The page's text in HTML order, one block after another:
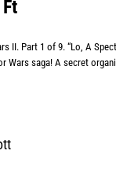
Ft
II. Part 1 of 9. “Lo, A
Wars saga! A secret